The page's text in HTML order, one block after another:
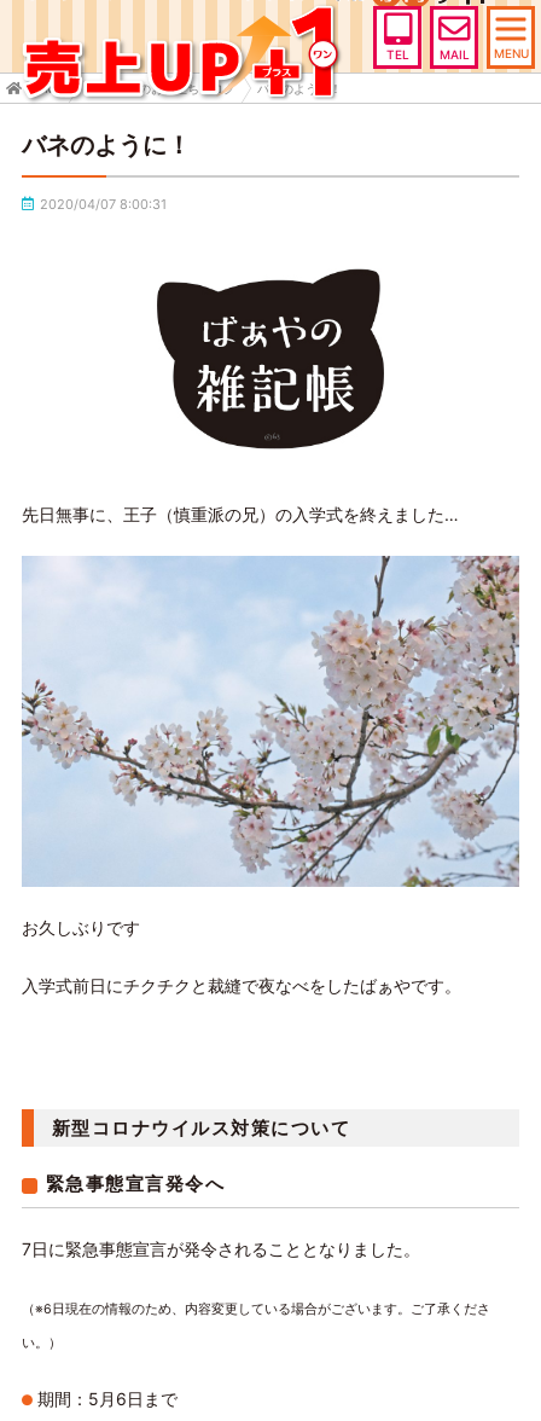
TEL MAIL MENU
HOME 売上UP+1のお役立ちブログ バネのように！
バネのように！
2020/04/07 8:00:31
先日無事に、王子（慎重派の兄）の入学式を終えました…
お久しぶりです
入学式前日にチクチクと裁縫で夜なべをしたばぁやです。
新型コロナウイルス対策について
緊急事態宣言発令へ
7日に緊急事態宣言が発令されることとなりました。
（※6日現在の情報のため、内容変更している場合がございます。ご了承くださ
い。）
期間：5月6日まで